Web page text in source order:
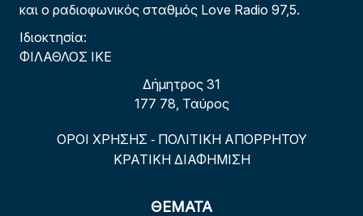
και ο ραδιοφωνικός σταθμός Love Radio 97,5.
Ιδιοκτησία:
ΦΙΛΑΘΛΟΣ ΙΚΕ
Δήμητρος 31
177 78, Ταύρος
ΟΡΟΙ ΧΡΗΣΗΣ - ΠΟΛΙΤΙΚΗ ΑΠΟΡΡΗΤΟΥ
ΚΡΑΤΙΚΗ ΔΙΑΦΗΜΙΣΗ
ΘΕΜΑΤΑ